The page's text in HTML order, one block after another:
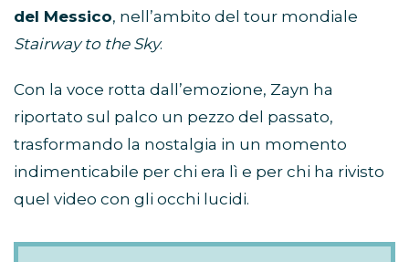
del Messico, nell’ambito del tour mondiale
Stairway to the Sky.
Con la voce rotta dall’emozione, Zayn ha
riportato sul palco un pezzo del passato,
trasformando la nostalgia in un momento
indimenticabile per chi era lì e per chi ha rivisto
quel video con gli occhi lucidi.